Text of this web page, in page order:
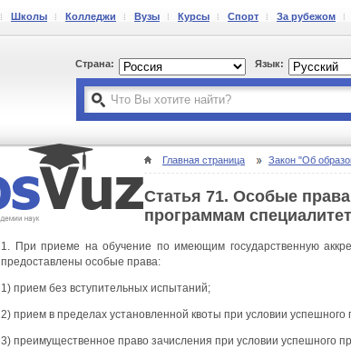
Школы Колледжи Вузы Курсы Спорт За рубежом
Страна: Язык:
Главная страница Закон "Об
Статья 71. Особые
программам
1. При приеме на обучение по имеющим государственную
предоставлены особые права:
1) прием без вступительных испытаний;
2) прием в пределах установленной квоты при условии
3) преимущественное право зачисления при условии успешного